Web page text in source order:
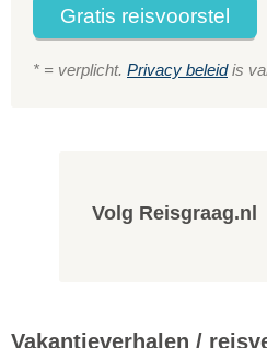
Gratis reisvoorstel
* = verplicht. Privacy beleidis
Volg Reisgraag.nl
Vakantieverhalen /